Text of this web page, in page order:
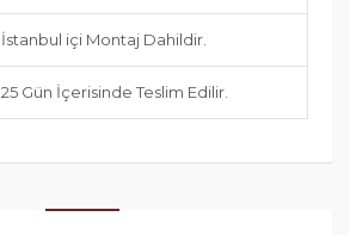
İstanbul içi Montaj Dahildir.
25 Gün İçerisinde Teslim Edilir.